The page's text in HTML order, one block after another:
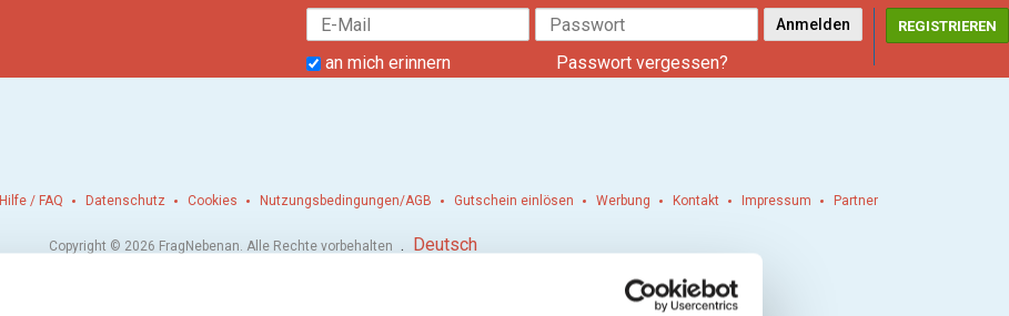
an mich erinnern Passwort vergessen?
REGISTRIEREN
Hilfe / FAQ Datenschutz Cookies Nutzungsbedingungen/AGB Gutschein einlösen Werbung Kontakt Impressum Partner
Copyright © 2026 FragNebenan. Alle Rechte vorbehalten . Deutsch